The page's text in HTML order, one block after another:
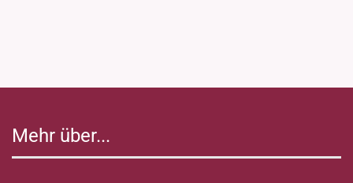
Mehr über...